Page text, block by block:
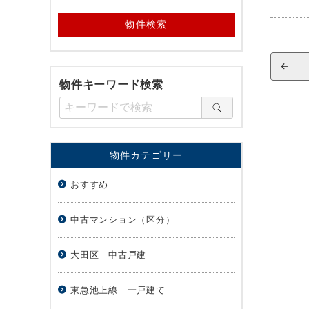
物件キーワード検索
物件カテゴリー
おすすめ
中古マンション（区分）
大田区 中古戸建
東急池上線 一戸建て